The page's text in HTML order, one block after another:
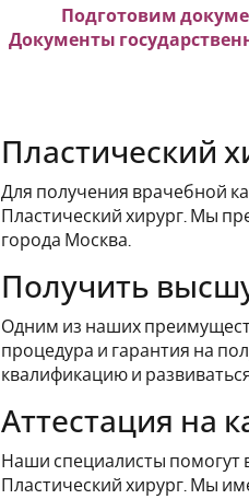
Подготовим
Документы
Пластический
Для получения врачебной
Пластический хирург. Мы
города Москва.
Получить
Одним из наших
процедура и гарантия на
квалификацию и
Аттестация на
Наши специалисты помогут
Пластический хирург. Мы